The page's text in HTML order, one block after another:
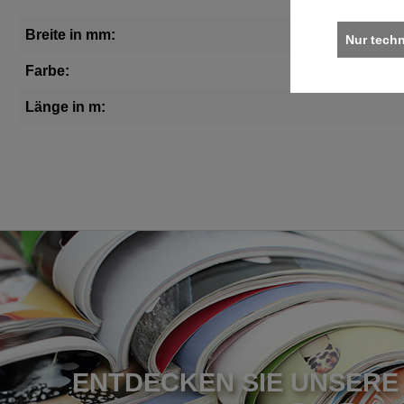
Breite in mm:
Farbe:
Länge in m:
ENTDECKEN SIE UNSERE
Nur